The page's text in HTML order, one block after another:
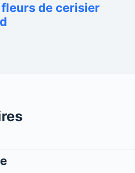
de cerisier